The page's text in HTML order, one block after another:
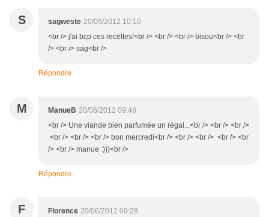
S sagweste 20/06/2012 10:10
<br /> j'ai bcp ces recettes!<br /> <br /> <br /> bisou<br /> <br
/> <br /> sag<br />
Répondre
M ManueB 20/06/2012 09:48
<br /> Une viande bien parfumée un régal...<br /> <br /> <br />
<br /> <br /> <br /> bon mercredi<br /> <br /> <br /> <br /> <br
/> <br /> manue :)))<br />
Répondre
F Florence 20/06/2012 09:28